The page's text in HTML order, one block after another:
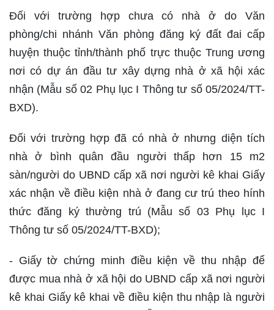
Đối với trường hợp chưa có nhà ở do Văn
phòng/chi nhánh Văn phòng đăng ký đất đai cấp
huyện thuộc tỉnh/thành phố trực thuộc Trung ương
nơi có dự án đầu tư xây dựng nhà ở xã hội xác
nhận (Mẫu số 02 Phụ lục I Thông tư số 05/2024/TT-
BXD).
Đối với trường hợp đã có nhà ở nhưng diện tích
nhà ở bình quân đầu người thấp hơn 15 m2
sàn/người do UBND cấp xã nơi người kê khai Giấy
xác nhận về điều kiện nhà ở đang cư trú theo hính
thức đăng ký thường trú (Mẫu số 03 Phụ lục I
Thông tư số 05/2024/TT-BXD);
- Giấy tờ chứng minh điều kiện về thu nhập để
được mua nhà ở xã hội do UBND cấp xã nơi người
kê khai Giấy kê khai về điều kiện thu nhập là người